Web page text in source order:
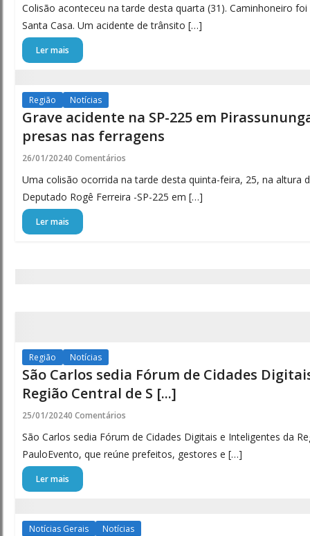
Colisão aconteceu na tarde desta quarta (31). Caminhoneiro
Santa Casa. Um acidente de trânsito […]
Ler mais
Região Notícias
Grave acidente na SP-225 em
presas nas ferragens
26/01/20240 Comentários
Uma colisão ocorrida na tarde desta quinta-feira, 25, na altura
Deputado Rogê Ferreira -SP-225 em […]
Ler mais
Região Notícias
São Carlos sedia Fórum de Cidades
Região Central de S [...]
25/01/20240 Comentários
São Carlos sedia Fórum de Cidades Digitais e Inteligentes da
PauloEvento, que reúne prefeitos, gestores e […]
Ler mais
Notícias Gerais Notícias